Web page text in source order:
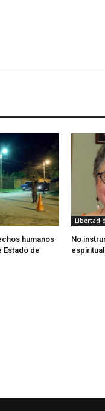
humanos
Estado de
Libertad
No